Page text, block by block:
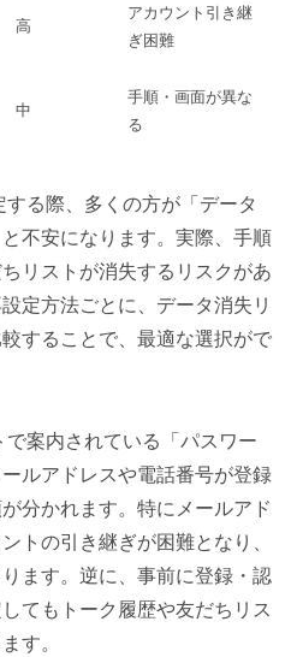
高
アカウント引き継
ぎ困難
中
手順・画面が異な
る
る際、多くの方が「データ
不安になります。実際、手順
リストが消失するリスクがあ
定方法ごとに、データ消失リ
することで、最適な選択がで
案内されている「パスワー
ルアドレスや電話番号が登録
分かれます。特にメールアド
トの引き継ぎが困難となり、
ます。逆に、事前に登録・認
てもトーク履歴や友だちリス
す。